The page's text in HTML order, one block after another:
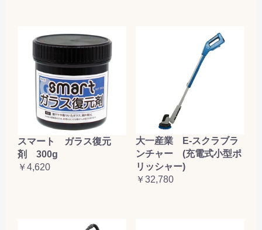
スマート ガラス復元
剤 300g
￥4,620
大一産業 E-スクラブラ
ンチャー (充電式小型ポ
リッシャー)
￥32,780